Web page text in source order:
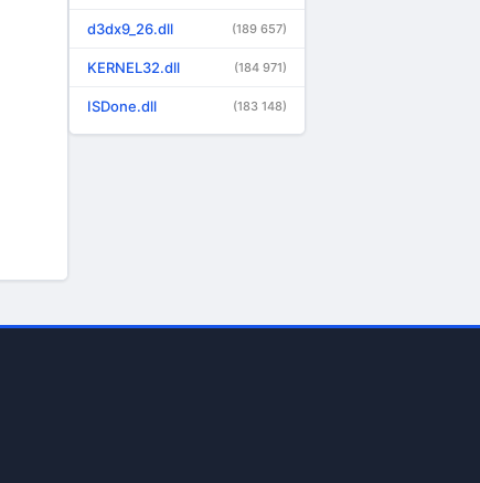
d3dx9_26.dll (189 657)
KERNEL32.dll (184 971)
ISDone.dll (183 148)